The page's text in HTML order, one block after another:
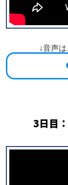
↓音声
3日目